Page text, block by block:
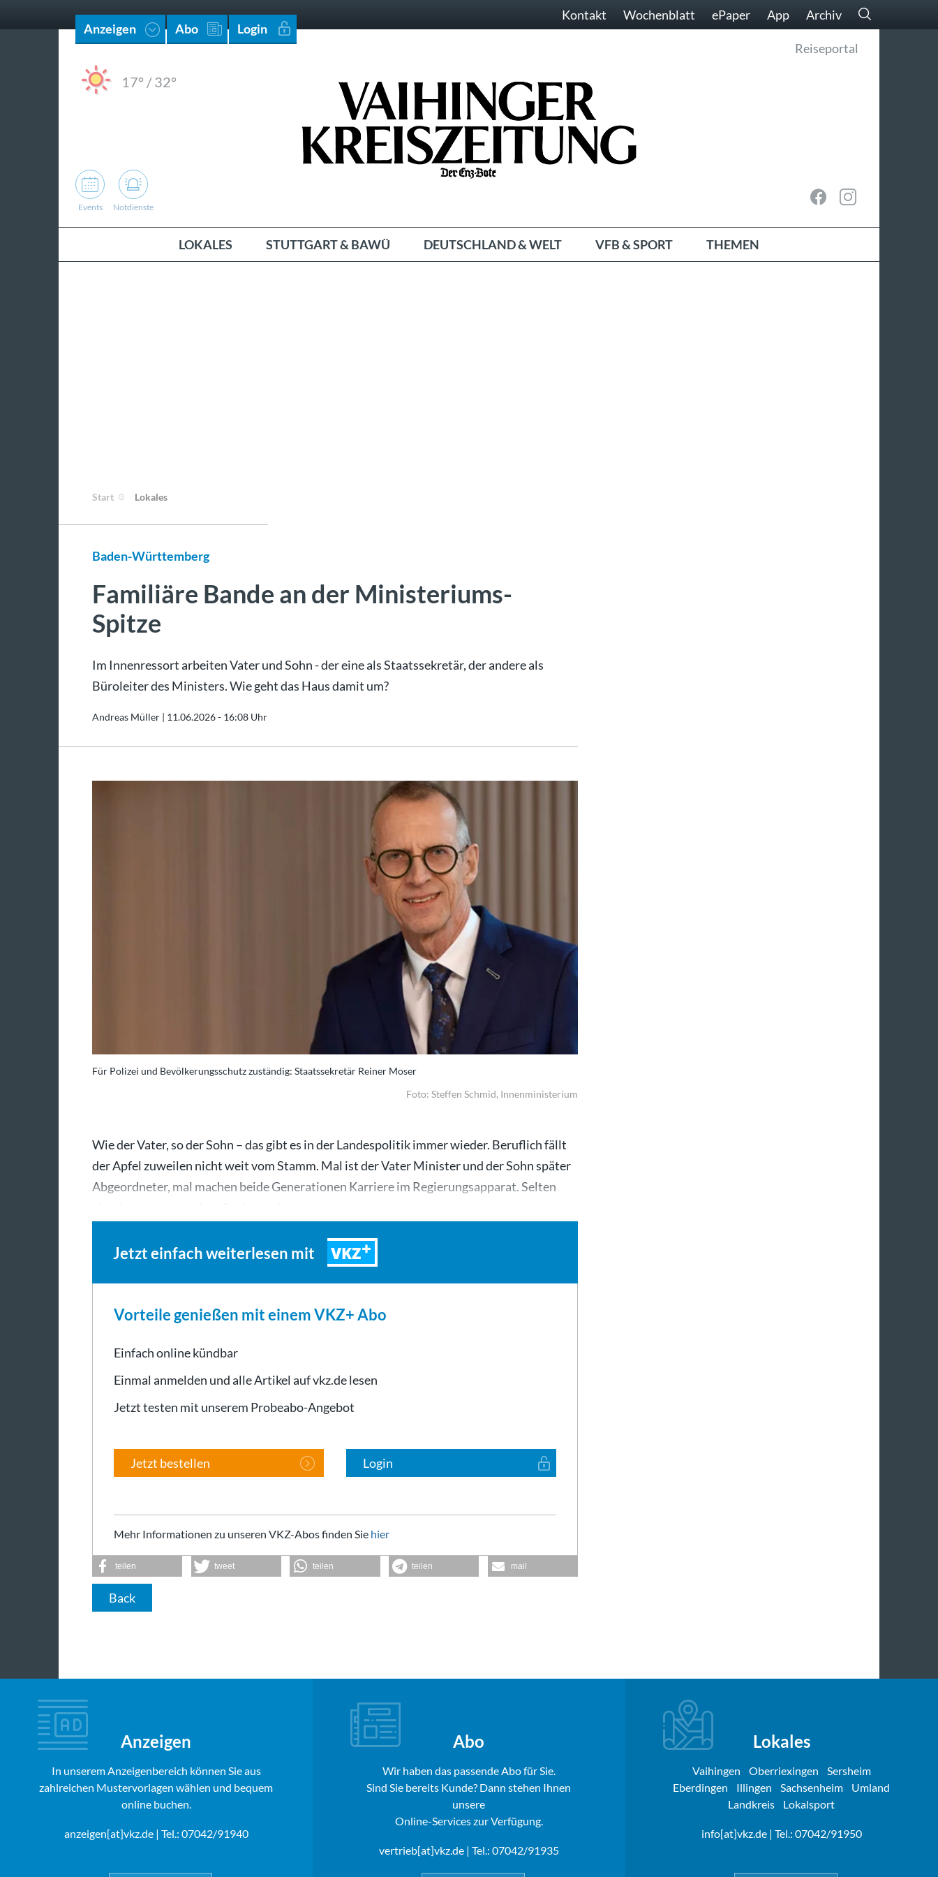
Anzeigen Abo Login
Kontakt Wochenblatt ePaper App Archiv
17° /32°
Reiseportal
Events Notdienste
LOKALES STUTTGART & BAWÜ DEUTSCHLAND & WELT VFB & SPORT THEMEN
Start Lokales
Baden-Württemberg
Familiäre Bande an der Ministeriums-
Spitze
Im Innenressort arbeiten Vater und Sohn - der eine als Staatssekretär, der andere als
Büroleiter des Ministers. Wie geht das Haus damit um?
Andreas Müller | 11.06.2026 - 16:08 Uhr
Für Polizei und Bevölkerungsschutz zuständig: Staatssekretär Reiner Moser
Foto: Steffen Schmid, Innenministerium
Wie der Vater, so der Sohn – das gibt es in der Landespolitik immer wieder. Beruflich fällt
der Apfel zuweilen nicht weit vom Stamm. Mal ist der Vater Minister und der Sohn später
Abgeordneter, mal machen beide Generationen Karriere im Regierungsapparat. Selten
Jetzt einfach weiterlesen mit VKZ
Vorteile genießen mit einem VKZ+ Abo
Einfach online kündbar
Einmal anmelden und alle Artikel auf vkz.de lesen
Jetzt testen mit unserem Probeabo-Angebot
Jetzt bestellen Login
Mehr Informationen zu unseren VKZ-Abos finden Sie hier
teilen tweet teilen teilen mail
Back
Anzeigen
In unserem Anzeigenbereich können Sie aus
zahlreichen Mustervorlagen wählen und bequem
online buchen.
anzeigen[at]vkz.de| Tel.: 07042/91940
Abo
Wir haben das passende Abo für Sie.
Sind Sie bereits Kunde? Dann stehen Ihnen
unsere
Online-Services zur Verfügung.
vertrieb[at]vkz.de| Tel.: 07042/91935
Lokales
Vaihingen Oberriexingen
Sersheim
Eberdingen
Illingen Sachsenheim
Umland
Landkreis
Lokalsport
info[at]vkz.de| Tel.: 07042/91950